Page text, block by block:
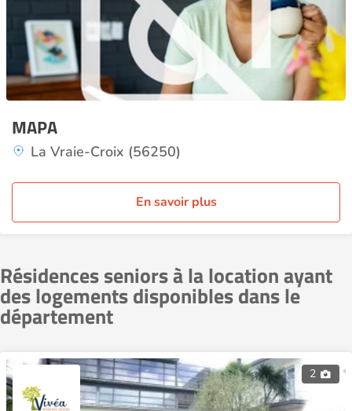
MAPA
La Vraie-Croix (56250)
En savoir plus
Résidences seniors à la location ayant
des logements disponibles dans le
département
2